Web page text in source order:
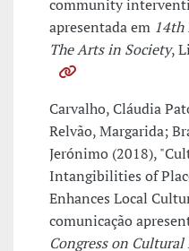
community
apresentada em 14th
The Arts in Society,
Carvalho, Cláudia
Relvão, Margarida;
Jerónimo (2018),
Intangibilities of
Enhances Local
comunicação
Congress on